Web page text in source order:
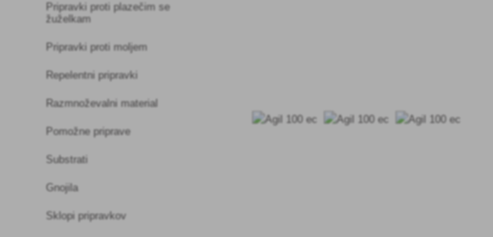
Pripravki proti plazečim se
žuželkam
Pripravki proti moljem
Repelentni pripravki
Razmnoževalni material
Pomožne priprave
Substrati
Gnojila
Sklopi pripravkov